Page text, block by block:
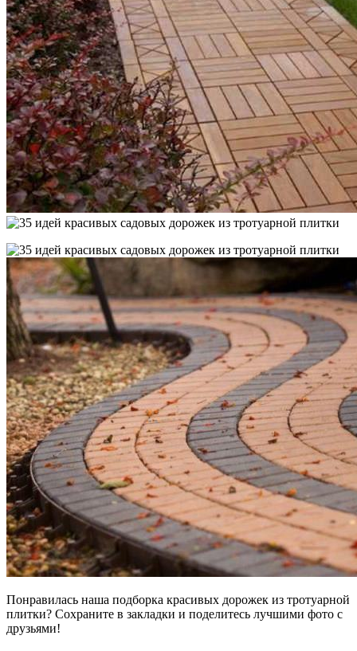
Понравилась наша подборка красивых дорожек из тротуарной
плитки? Сохраните в закладки и поделитесь лучшими фото с
друзьями!